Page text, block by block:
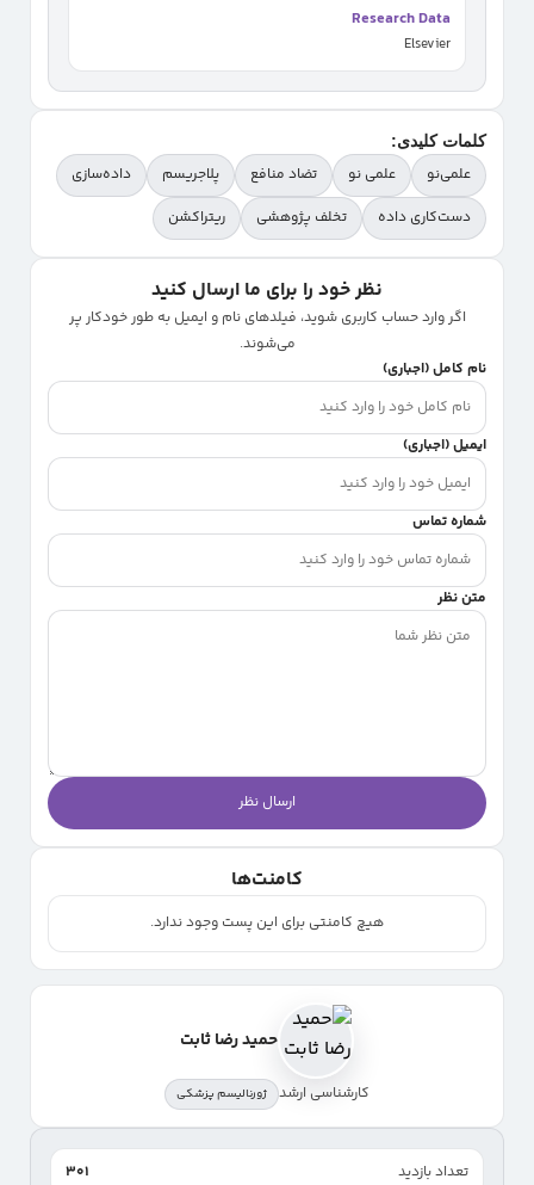
Research Data
Elsevier
کلمات کلیدی:
علمی‌نو علمی نو تضاد منافع پلاجریسم
داده‌سازی
دست‌کاری داده
تخلف پژوهشی ریتراکشن
نظر خود را برای ما ارسال کنید
اگر وارد حساب کاربری شوید، فیلدهای نام و ایمیل به طور خودکار پر
می‌شوند.
نام کامل (اجباری)
ایمیل (اجباری)
شماره تماس
متن نظر
ارسال نظر
کامنت‌ها
هیچ کامنتی برای این پست وجود ندارد.
حمید رضا ثابت
کارشناسی ارشد ژورنالیسم پزشکی
تعداد بازدید 301